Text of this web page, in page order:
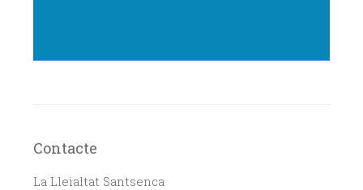
Contacte
La Lleialtat Santsenca